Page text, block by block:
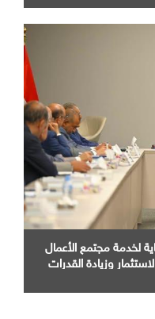
لخدمة مجتمع الأعمال
وزيادة القدرات